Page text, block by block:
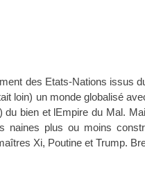
des Etats-Nations issus
loin) un monde globalisé
bien et lEmpire du Mal.
naines plus ou moins
Xi, Poutine et Trump.